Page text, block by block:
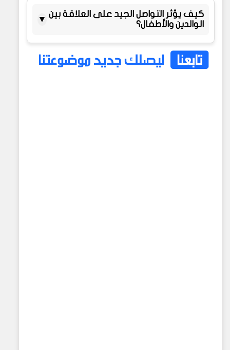
كيف يؤثر التواصل الجيد على العلاقة بين
الوالدين والأطفال؟
▼